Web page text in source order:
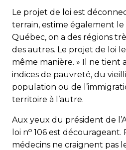
Le projet de loi est
terrain, estime également le
Québec, on a des régions
des autres. Le projet de loi
même manière. » Il ne tient
indices de pauvreté, du
population ou de
territoire à l’autre.
Aux yeux du président de
loi no 106 est décourageant.
médecins ne craignent pas